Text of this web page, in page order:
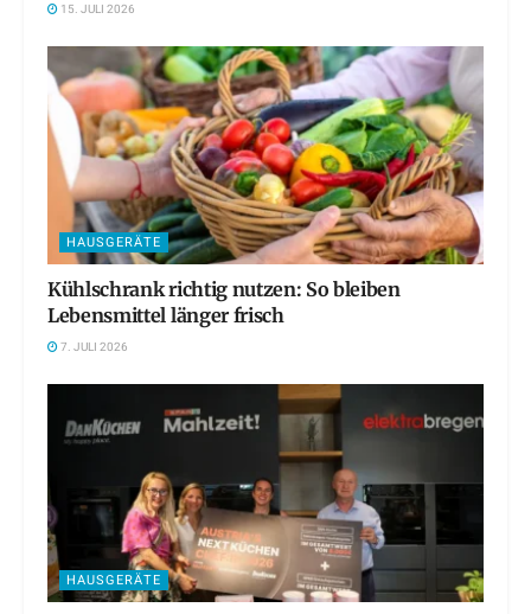
15. JULI 2026
HAUSGERÄTE
Kühlschrank richtig nutzen: So bleiben
Lebensmittel länger frisch
7. JULI 2026
HAUSGERÄTE